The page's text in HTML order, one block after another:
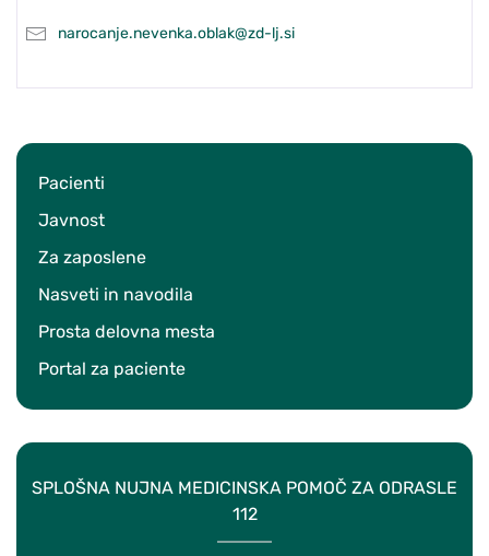
Pacienti
Javnost
Za zaposlene
Nasveti in navodila
Prosta delovna mesta
Portal za paciente
SPLOŠNA NUJNA MEDICINSKA POMOČ ZA ODRASLE
112
narocanje.nevenka.oblak@zd-lj.si